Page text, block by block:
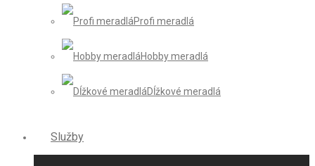
Profi meradlá
Hobby meradlá
Dĺžkové meradlá
Služby